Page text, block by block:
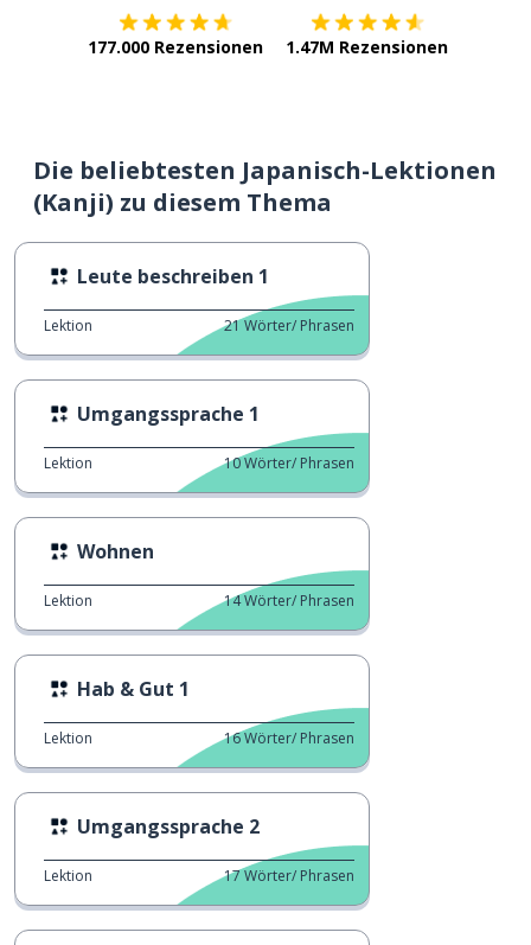
177.000 Rezensionen 1.47M Rezensionen
Die beliebtesten Japanisch-Lektionen
(Kanji) zu diesem Thema
Leute beschreiben 1
Lektion 21Wörter/ Phrasen
Umgangssprache 1
Lektion 10Wörter/ Phrasen
Wohnen
Lektion 14Wörter/ Phrasen
Hab & Gut 1
Lektion 16Wörter/ Phrasen
Umgangssprache 2
Lektion 17Wörter/ Phrasen